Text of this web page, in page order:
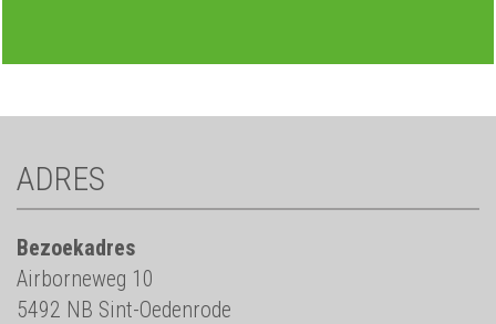
ADRES
Bezoekadres
Airborneweg 10
5492 NB Sint-Oedenrode